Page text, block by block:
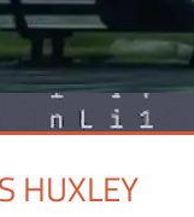
HUXLEY